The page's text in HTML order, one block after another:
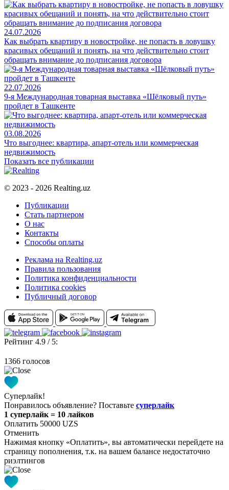
24.07.2026
Как выбрать квартиру в новостройке, не попасть в ловушку
красивых обещаний и понять, на что действительно стоит
обращать внимание до подписания договора
22.07.2026
9-я Международная товарная выставка «Шёлковый путь»
пройдет в Ташкенте
03.08.2026
Что выгоднее: квартира, апарт-отель или коммерческая
недвижимость
Показать все публикации
© 2023 - 2026 Realting.uz
Публикации
Стать партнером
О нас
Контакты
Способы оплаты
Реклама на Realting.uz
Правила пользования
Политика конфиденциальности
Политика cookies
Публичный договор
Рейтинг 4.9 / 5:
1366 голосов
Суперлайк!
Понравилось объявление? Поставьте суперлайк
1 суперлайк = 10 лайков
Оплатить 50000 UZS
Отменить
Нажимая кнопку «Оплатить», вы автоматически перейдете на
страницу пополнения, т.к. на вашем балансе недостаточно
риэлтингов